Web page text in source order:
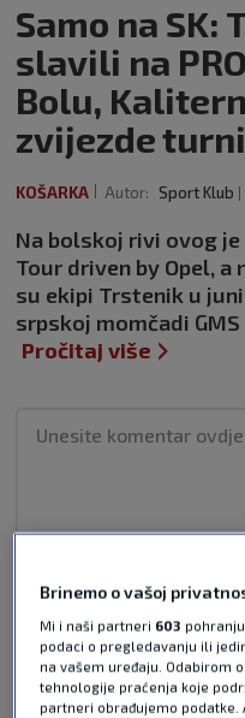
Samo na SK:
slavili na
Bolu,
zvijezde
KOŠARKA Autor: Sport Klub
Na bolskoj rivi ovog je
Tour driven by Opel,
su ekipi Trstenik u
srpskoj momčadi
Pročitaj više
Brinemo o vašoj
Mi i naši partneri 603
podaci o pregledavanju ili
na vašem uređaju. Odabirom
tehnologije praćenja koje
partneri obrađujemo podatke.